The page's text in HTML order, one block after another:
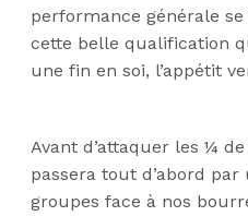
performance générale
cette belle qualification
une fin en soi, l’appétit
Avant d’attaquer les ¼
passera tout d’abord
groupes face à nos